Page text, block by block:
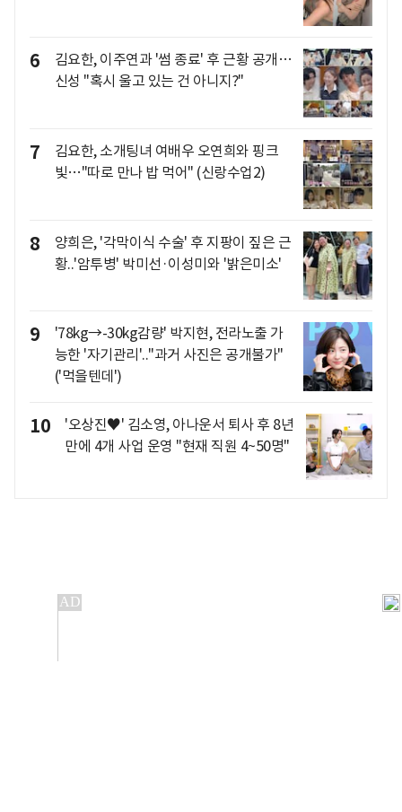
6
김요한, 이주연과 '썸 종료' 후 근황 공개…
신성 "혹시 울고 있는 건 아니지?"
7
김요한, 소개팅녀 여배우 오연희와 핑크
빛…"따로 만나 밥 먹어" (신랑수업2)
8
양희은, '각막이식 수술' 후 지팡이 짚은 근
황..'암투병' 박미선·이성미와 '밝은미소'
9
'78kg→-30kg감량' 박지현, 전라노출 가
능한 '자기관리'.."과거 사진은 공개불가"
('먹을텐데')
10
'오상진♥' 김소영, 아나운서 퇴사 후 8년
만에 4개 사업 운영 "현재 직원 4~50명"